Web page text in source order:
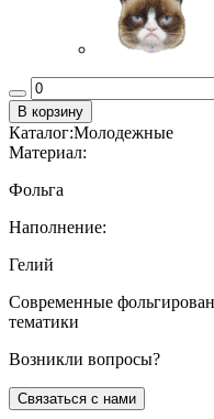
В корзину
Каталог:Молодежные
Материал:
Фольга
Наполнение:
Гелий
Современные
тематики
Возникли вопросы?
Связаться с нами